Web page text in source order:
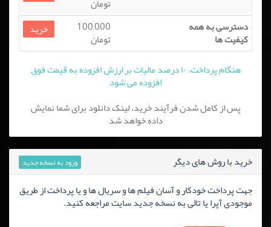
تومان
دسترسی به همه
کیفیت ها
100,000
تومان
خرید
هنگام پرداخت، ۱۰ درصد مالیات بر ارزش افزوده به قیمت فوق
افزوده می شود
پس از کامل شدن فرآیند خرید، لینک دانلود برای شما نمایش
داده خواهد شد
خرید با روش های دیگر ورود به نسخه جدید
جهت پرداخت خودکار و آسان فیلم ها و سریال ها و یا پرداخت از طریق
موجودی آپرا یا تالی به نسخه جدید سایت مراجعه کنید.